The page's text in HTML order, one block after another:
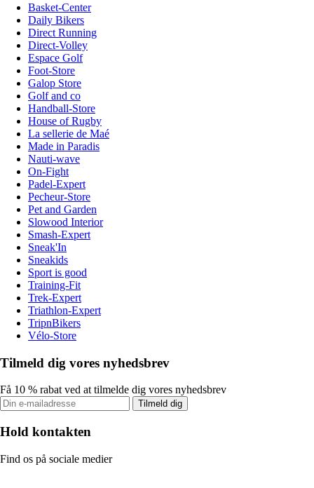
Basket-Center
Daily Bikers
Direct Running
Direct-Volley
Espace Golf
Foot-Store
Galop Store
Golf and co
Handball-Store
House of Rugby
La sellerie de Maé
Made in Paradis
Nauti-wave
On-Fight
Padel-Expert
Pecheur-Store
Pet and Garden
Slowood Interior
Smash-Expert
Sneak'In
Sneakids
Sport is good
Training-Fit
Trek-Expert
Triathlon-Expert
TripnBikers
Vélo-Store
Tilmeld dig vores nyhedsbrev
Få 10 % rabat ved at tilmelde dig vores nyhedsbrev
Tilmeld dig
Hold kontakten
Find os på sociale medier